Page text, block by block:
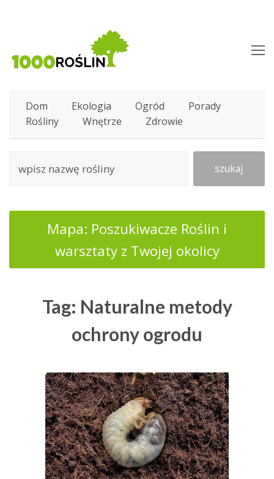
Dom Ekologia Ogród
Porady
Rośliny
Wnętrze Zdrowie
szukaj
Mapa: Poszukiwacze Roślin i
warsztaty z Twojej okolicy
Tag: Naturalne metody
ochrony ogrodu